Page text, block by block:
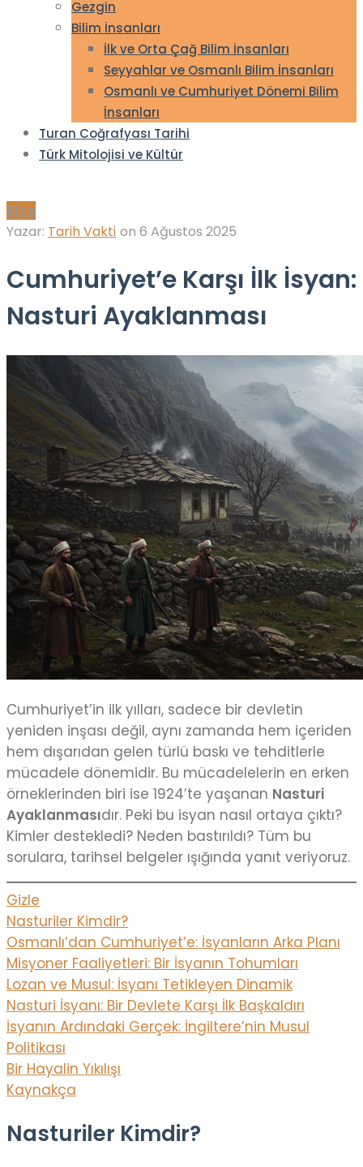
Gezgin
Bilim İnsanları
İlk ve Orta Çağ Bilim İnsanları
Seyyahlar ve Osmanlı Bilim İnsanları
Osmanlı ve Cumhuriyet Dönemi Bilim
İnsanları
Turan Coğrafyası Tarihi
Türk Mitolojisi ve Kültür
Blog
Yazar: Tarih Vakti on 6 Ağustos 2025
Cumhuriyet’e Karşı İlk İsyan:
Nasturi Ayaklanması
Cumhuriyet’in ilk yılları, sadece bir devletin
yeniden inşası değil, aynı zamanda hem içeriden
hem dışarıdan gelen türlü baskı ve tehditlerle
mücadele dönemidir. Bu mücadelelerin en erken
örneklerinden biri ise 1924’te yaşanan Nasturi
Ayaklanmasıdır. Peki bu isyan nasıl ortaya çıktı?
Kimler destekledi? Neden bastırıldı? Tüm bu
sorulara, tarihsel belgeler ışığında yanıt veriyoruz.
Gizle
Nasturiler Kimdir?
Osmanlı’dan Cumhuriyet’e: İsyanların Arka Planı
Misyoner Faaliyetleri: Bir İsyanın Tohumları
Lozan ve Musul: İsyanı Tetikleyen Dinamik
Nasturi İsyanı: Bir Devlete Karşı İlk Başkaldırı
İsyanın Ardındaki Gerçek: İngiltere’nin Musul
Politikası
Bir Hayalin Yıkılışı
Kaynakça
Nasturiler Kimdir?